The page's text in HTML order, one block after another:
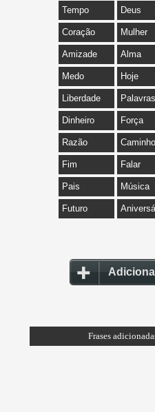
Tempo Deus
Coração Mulher
Amizade Alma
Medo Hoje
Liberdade Palavras
Dinheiro Força
Razão Caminho
Fim Falar
Pais Música
Futuro
Frases